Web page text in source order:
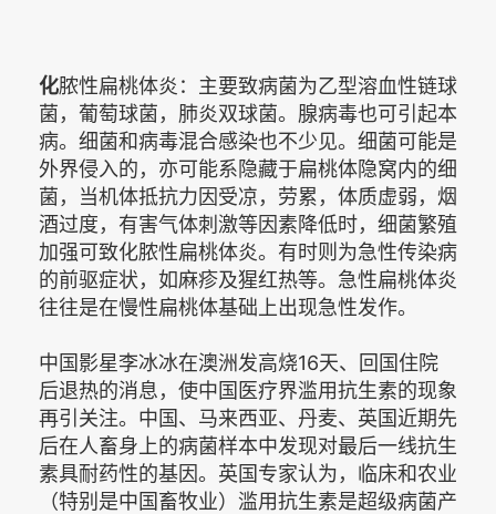
化脓性扁桃体炎：主要致病菌为乙型溶血性链球
菌，葡萄球菌，肺炎双球菌。腺病毒也可引起本
病。细菌和病毒混合感染也不少见。细菌可能是
外界侵入的，亦可能系隐藏于扁桃体隐窝内的细
菌，当机体抵抗力因受凉，劳累，体质虚弱，烟
酒过度，有害气体刺激等因素降低时，细菌繁殖
加强可致化脓性扁桃体炎。有时则为急性传染病
的前驱症状，如麻疹及猩红热等。急性扁桃体炎
往往是在慢性扁桃体基础上出现急性发作。
中国影星李冰冰在澳洲发高烧16天、回国住院
后退热的消息，使中国医疗界滥用抗生素的现象
再引关注。中国、马来西亚、丹麦、英国近期先
后在人畜身上的病菌样本中发现对最后一线抗生
素具耐药性的基因。英国专家认为，临床和农业
（特别是中国畜牧业）滥用抗生素是超级病菌产